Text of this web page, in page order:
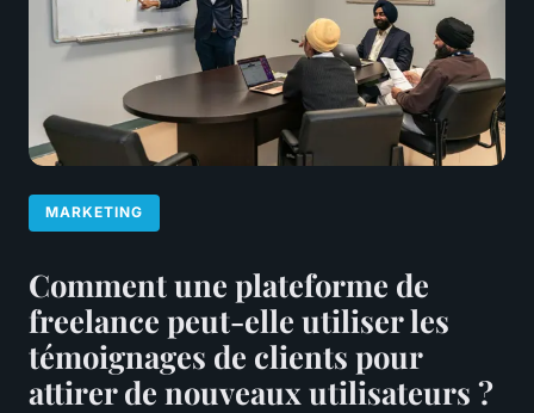
MARKETING
Comment une plateforme de
freelance peut-elle utiliser les
témoignages de clients pour
attirer de nouveaux utilisateurs ?